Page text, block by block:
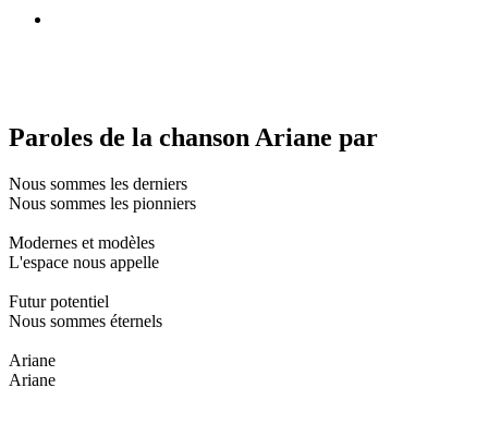
Paroles de la chanson Ariane par
Nous sommes les derniers
Nous sommes les pionniers
Modernes et modèles
L'espace nous appelle
Futur potentiel
Nous sommes éternels
Ariane
Ariane